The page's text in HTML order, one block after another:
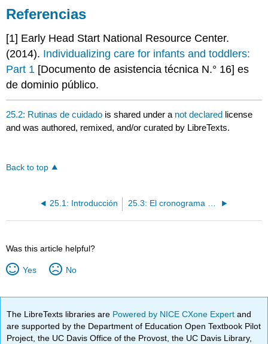
Referencias
[1] Early Head Start National Resource Center.
(2014). Individualizing care for infants and toddlers:
Part 1 [Documento de asistencia técnica N.° 16] es
de dominio público.
25.2: Rutinas de cuidado is shared under a not declared license
and was authored, remixed, and/or curated by LibreTexts.
Back to top
25.1: Introducción 25.3: El cronograma diario
Was this article helpful?
Yes No
The LibreTexts libraries are Powered by NICE CXone Expertand
are supported by the Department of Education Open Textbook Pilot
Project, the UC Davis Office of the Provost, the UC Davis Library,